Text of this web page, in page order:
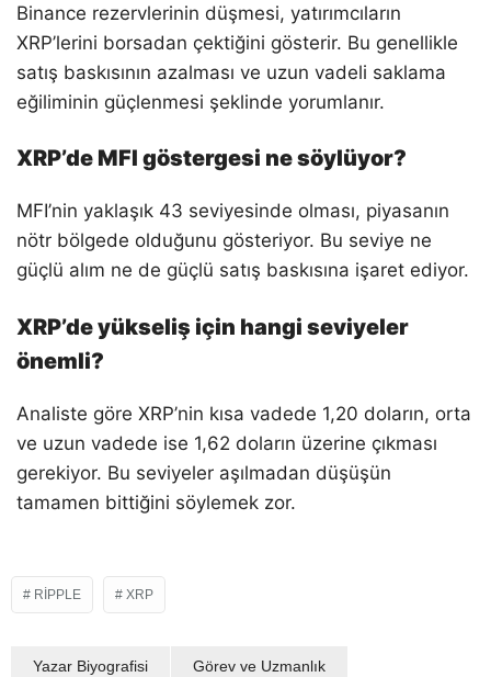
Binance rezervlerinin düşmesi, yatırımcıların
XRP’lerini borsadan çektiğini gösterir. Bu genellikle
satış baskısının azalması ve uzun vadeli saklama
eğiliminin güçlenmesi şeklinde yorumlanır.
XRP’de MFI göstergesi ne söylüyor?
MFI’nin yaklaşık 43 seviyesinde olması, piyasanın
nötr bölgede olduğunu gösteriyor. Bu seviye ne
güçlü alım ne de güçlü satış baskısına işaret ediyor.
XRP’de yükseliş için hangi seviyeler
önemli?
Analiste göre XRP’nin kısa vadede 1,20 doların, orta
ve uzun vadede ise 1,62 doların üzerine çıkması
gerekiyor. Bu seviyeler aşılmadan düşüşün
tamamen bittiğini söylemek zor.
RIPPLE XRP
Yazar Biyografisi Görev ve Uzmanlık